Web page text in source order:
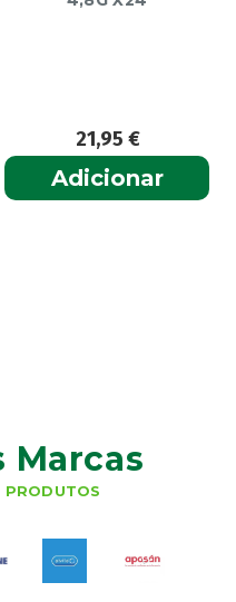
21,95€
Adicionar
Marcas